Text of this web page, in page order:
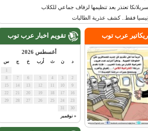
تعتذر بعد تنظيمها لزفاف جماعي للكلاب
فقط.. كشف عذرية الطالبات
تقويم اخبار عرب توب
أغسطس 2026
أرب س
« نوفمبر
عرب توب